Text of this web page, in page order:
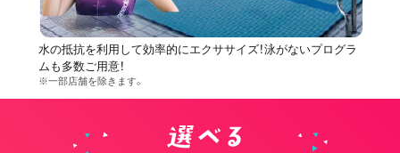
水の抵抗を利用して効率的にエクササイズ！泳がないプログラ
ムも多数ご用意！
※一部店舗を除きます。